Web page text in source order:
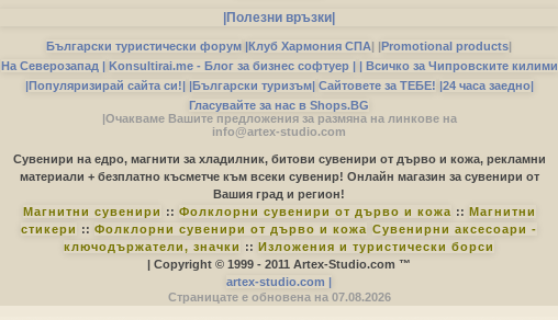
|Полезни връзки|
Български туристически форум |Клуб Хармония СПА| |Promotional products|
На Северозапад | Konsultirai.me - Блог за бизнес софтуер | | Всичко за Чипровските килими
|Популяризирай сайта си!| |Български туризъм| Сайтовете за ТЕБЕ! |24 часа заедно|
Гласувайте за нас в Shops.BG
|Очакваме Вашите предложения за размяна на линкове на
info@artex-studio.com
Сувенири на едро, магнити за хладилник, битови сувенири от дърво и кожа, рекламни
материали + безплатно късметче към всеки сувенир! Онлайн магазин за сувенири от
Вашия град и регион!
Магнитни сувенири :: Фолклорни сувенири от дърво и кожа :: Магнитни
стикери :: Фолклорни сувенири от дърво и кожа Сувенирни аксесоари -
ключодържатели, значки :: Изложения и туристически борси
| Copyright © 1999 - 2011 Artex-Studio.com ™
artex-studio.com |
Страницате е обновена на 07.08.2026